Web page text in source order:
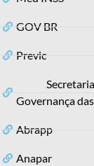
GOV BR
Previc
Governança
Abrapp
Anapar